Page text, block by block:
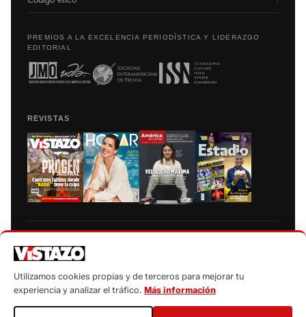
PREMIOS A LA EXCELENCIA PERIODÍSTICA Y LIDERAZGO
EDITORIAL
REVISTAS
autorización escrita de su titular, de todos los contenidos de Vistazo.com.
Utilizamos cookies propias y de terceros para mejorar tu
experiencia y analizar el tráfico. Más información